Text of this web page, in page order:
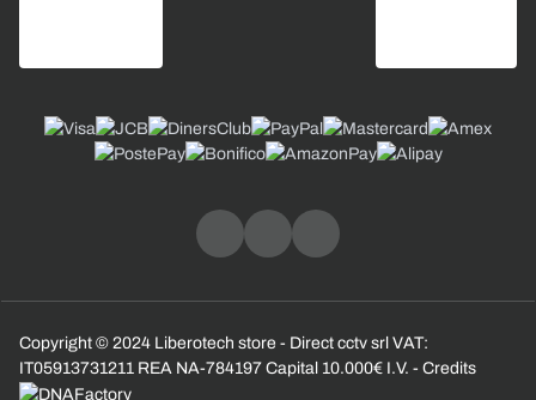
Copyright © 2024 Liberotech store - Direct cctv srl VAT:
IT05913731211 REA NA-784197 Capital 10.000€ I.V. - Credits